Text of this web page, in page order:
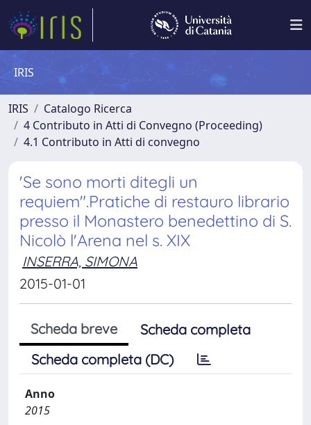
IRIS
IRIS
Catalogo Ricerca
4 Contributo in Atti di Convegno (Proceeding)
4.1 Contributo in Atti di convegno
'Se sono morti ditegli un
requiem".Pratiche di restauro librario
presso il Monastero benedettino di S.
Nicolò l'Arena nel s. XIX
INSERRA, SIMONA
2015-01-01
Scheda breve
Scheda completa
Scheda completa (DC)
Anno
2015